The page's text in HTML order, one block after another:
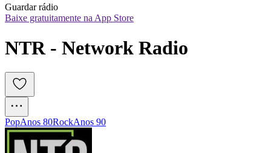
Guardar rádio
Baixe gratuitamente na App Store
NTR - Network Radio
PopAnos 80RockAnos 90